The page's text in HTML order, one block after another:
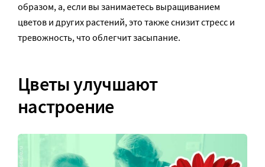
образом, а, если вы занимаетесь выращиванием
цветов и других растений, это также снизит стресс и
тревожность, что облегчит засыпание.
Цветы улучшают
настроение